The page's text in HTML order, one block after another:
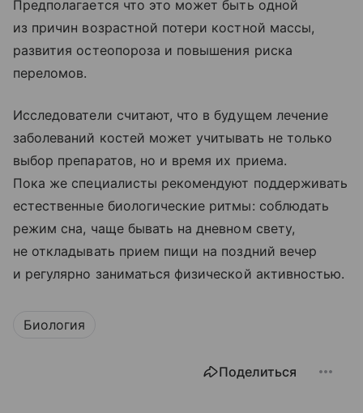
Предполагается что это может быть одной
из причин возрастной потери костной массы,
развития остеопороза и повышения риска
переломов.
Исследователи считают, что в будущем лечение
заболеваний костей может учитывать не только
выбор препаратов, но и время их приема.
Пока же специалисты рекомендуют поддерживать
естественные биологические ритмы: соблюдать
режим сна, чаще бывать на дневном свету,
не откладывать прием пищи на поздний вечер
и регулярно заниматься физической активностью.
Биология
Поделиться